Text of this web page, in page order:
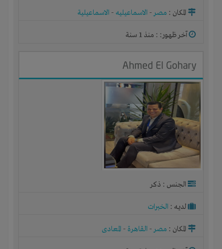
المكان : مصر- الاسماعيليه - الاسماعيلية
آخر ظهور: : منذ 1 سنة
Ahmed El Gohary
الجنس : ذكر
لديـه : الخبرات
المكان : مصر- القاهرة - المعادى